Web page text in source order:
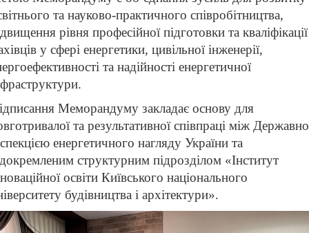
та науково-практичного співробітництва,
рівня професійної підготовки та кваліфікації
у сфері енергетики, цивільної інженерії,
та надійності енергетичної
Меморандуму закладає основу для
та результативної співпраці між
енергетичного нагляду України та
структурним підрозділом «Інститут
освіти Київського національного
будівництва і архітектури».